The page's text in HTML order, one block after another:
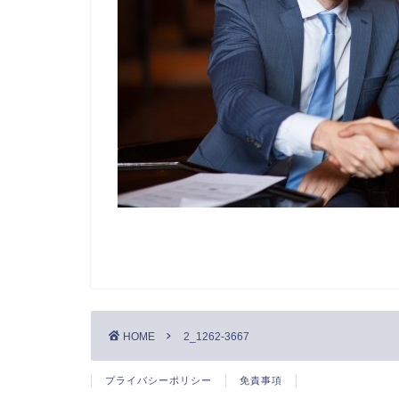
HOME 2_1262-3667
プライバシーポリシー 免責事項